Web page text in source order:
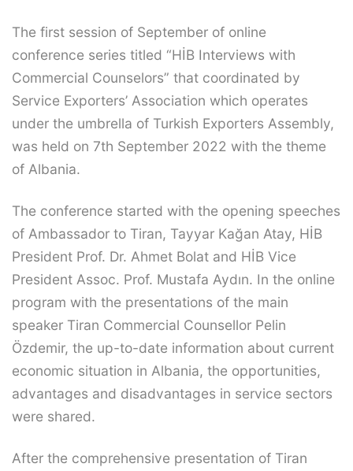
The first session of September of online
conference series titled “HİB Interviews with
Commercial Counselors” that coordinated by
Service Exporters’ Association which operates
under the umbrella of Turkish Exporters Assembly,
was held on 7th September 2022 with the theme
of Albania.
The conference started with the opening speeches
of Ambassador to Tiran, Tayyar Kağan Atay, HİB
President Prof. Dr. Ahmet Bolat and HİB Vice
President Assoc. Prof. Mustafa Aydın. In the online
program with the presentations of the main
speaker Tiran Commercial Counsellor Pelin
Özdemir, the up-to-date information about current
economic situation in Albania, the opportunities,
advantages and disadvantages in service sectors
were shared.
After the comprehensive presentation of Tiran